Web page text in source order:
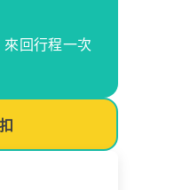
回行程一次